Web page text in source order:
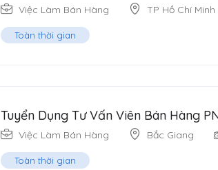
Việc Làm Bán Hàng TP Hồ Chí Minh
Toàn thời gian
Tuyển Dụng Tư Vấn Viên Bán Hàng
Việc Làm Bán Hàng Bắc Giang
Toàn thời gian